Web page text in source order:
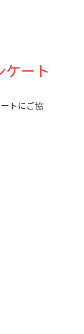
ケート
トにご協